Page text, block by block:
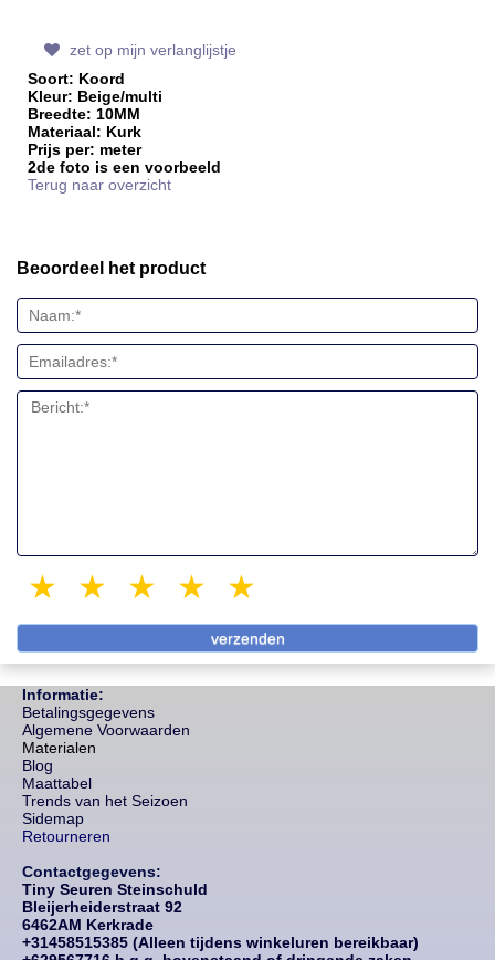
zet op mijn verlanglijstje
Soort: Koord
Kleur: Beige/multi
Breedte: 10MM
Materiaal: Kurk
Prijs per: meter
2de foto is een voorbeeld
Terug naar overzicht
Beoordeel het product
4 stars
3 stars
2 stars
1 star
Informatie:
Betalingsgegevens
Algemene Voorwaarden
Materialen
Blog
Maattabel
Trends van het Seizoen
Sidemap
Retourneren
Contactgegevens:
Tiny Seuren Steinschuld
Bleijerheiderstraat 92
6462AM Kerkrade
+31458515385 (Alleen tijdens winkeluren bereikbaar)